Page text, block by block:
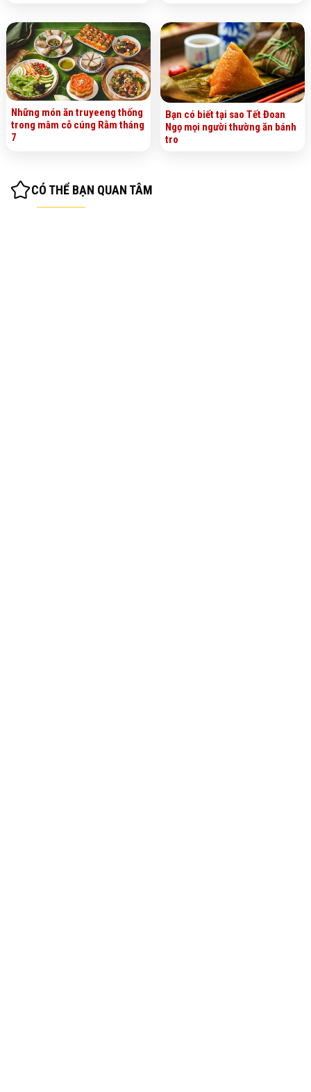
Những món ăn truyeeng thống
trong mâm cỗ cúng Rằm tháng
7
Bạn có biết tại sao Tết Đoan
Ngọ mọi người thường ăn bánh
tro
CÓ THỂ BẠN QUAN TÂM